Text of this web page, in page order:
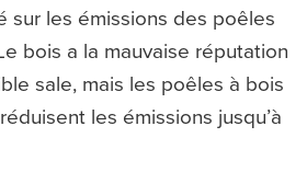
sur les émissions des poêles
bois a la mauvaise réputation
sale, mais les poêles à bois
les émissions jusqu’à